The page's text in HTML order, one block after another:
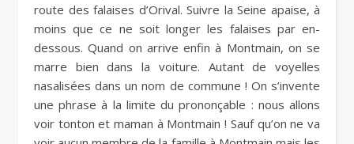
route des falaises d’Orival. Suivre la Seine apaise, à
moins que ce ne soit longer les falaises par en-
dessous. Quand on arrive enfin à Montmain, on se
marre bien dans la voiture. Autant de voyelles
nasalisées dans un nom de commune ! On s’invente
une phrase à la limite du prononçable : nous allons
voir tonton et maman à Montmain ! Sauf qu’on ne va